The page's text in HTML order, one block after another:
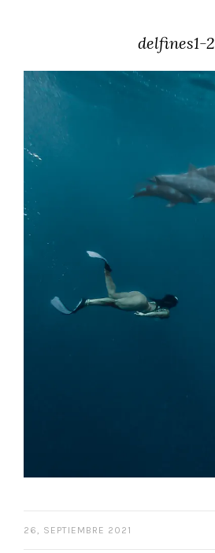
delfines1-2
26, SEPTIEMBRE 2021